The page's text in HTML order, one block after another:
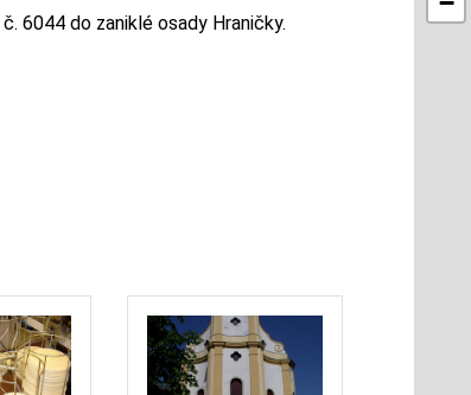
č. 6044 do zaniklé osady Hraničky.